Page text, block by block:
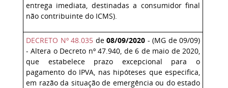
entrega imediata, destinadas a consumidor final
não contribuinte do ICMS).
DECRETO Nº 48.035 de 08/09/2020 - (MG de 09/09)
- Altera o Decreto nº 47.940, de 6 de maio de 2020,
que estabelece prazo excepcional para o
pagamento do IPVA, nas hipóteses que especifica,
em razão da situação de emergência ou do estado